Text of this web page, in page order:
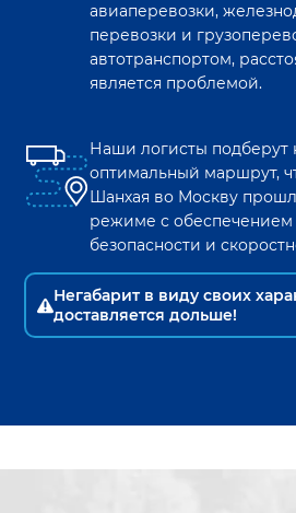
авиаперевозки,
перевозки и
автотранспортом,
является проблемой.
Наши логисты подберут
оптимальный маршрут,
Шанхая во Москву
режиме с
безопасности и
Негабарит в виду своих
доставляется дольше!